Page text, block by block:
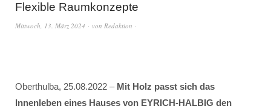
Flexible Raumkonzepte
Mittwoch, 13. März 2024 von Redaktion
Oberthulba, 25.08.2022 – Mit Holz passt sich das
Innenleben eines Hauses von EYRICH-HALBIG den